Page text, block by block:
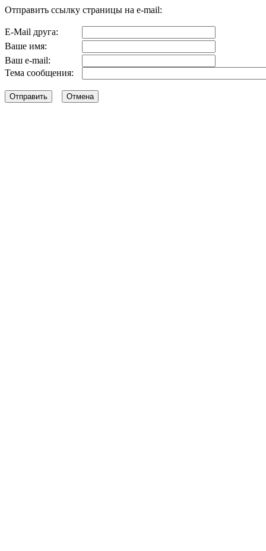
Отправить ссылку страницы на e-mail:
E-Mail друга:
Ваше имя:
Ваш e-mail:
Тема сообщения: